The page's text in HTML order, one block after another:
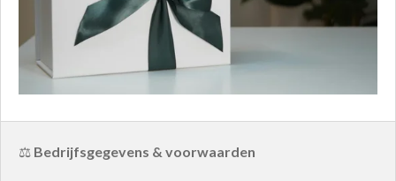
⚖️ Bedrijfsgegevens & voorwaarden